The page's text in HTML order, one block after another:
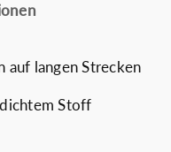
auf langen Strecken
Stoff